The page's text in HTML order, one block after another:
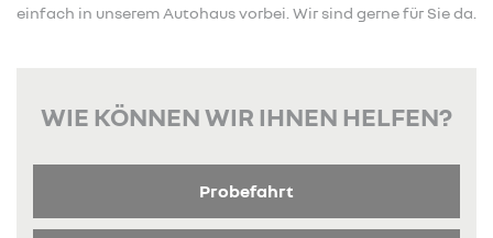
einfach in unserem Autohaus vorbei. Wir sind gerne für Sie da.
WIE KÖNNEN WIR IHNEN HELFEN?
Probefahrt